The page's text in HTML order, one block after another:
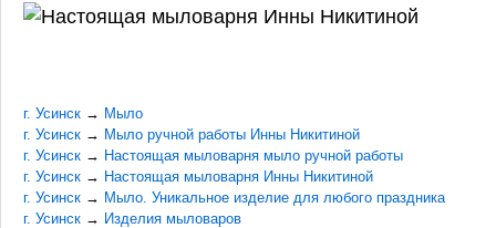
г. Усинск → Мыло
г. Усинск → Мыло ручной работы Инны Никитиной
г. Усинск → Настоящая мыловарня мыло ручной работы
г. Усинск → Настоящая мыловарня Инны Никитиной
г. Усинск → Мыло. Уникальное изделие для любого праздника
г. Усинск → Изделия мыловаров